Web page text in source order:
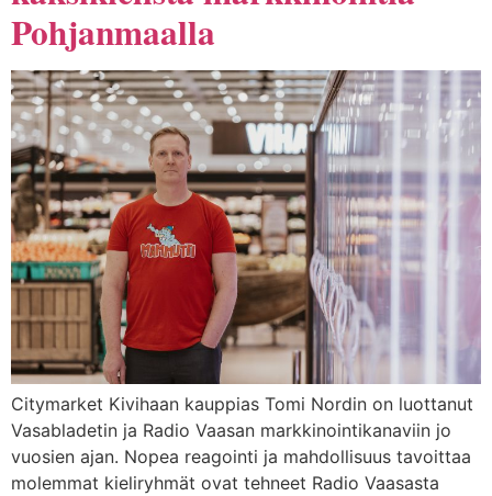
Pohjanmaalla
Citymarket Kivihaan kauppias Tomi Nordin on luottanut
Vasabladetin ja Radio Vaasan markkinointikanaviin jo
vuosien ajan. Nopea reagointi ja mahdollisuus tavoittaa
molemmat kieliryhmät ovat tehneet Radio Vaasasta